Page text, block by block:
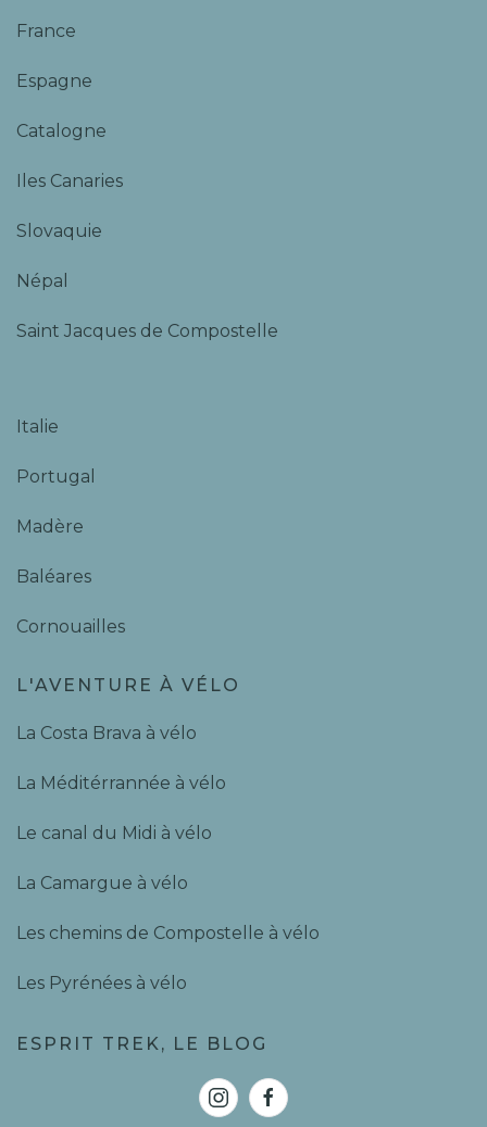
France
Espagne
Catalogne
Iles Canaries
Slovaquie
Népal
Saint Jacques de Compostelle
Italie
Portugal
Madère
Baléares
Cornouailles
L'AVENTURE À VÉLO
La Costa Brava à vélo
La Méditérrannée à vélo
Le canal du Midi à vélo
La Camargue à vélo
Les chemins de Compostelle à vélo
Les Pyrénées à vélo
ESPRIT TREK, LE BLOG